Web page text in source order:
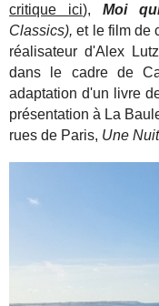
critique ici), Moi
Classics),et le film de
réalisateur d'Alex
dans le cadre de
adaptation d'un livre
présentation à La
rues de Paris, Une